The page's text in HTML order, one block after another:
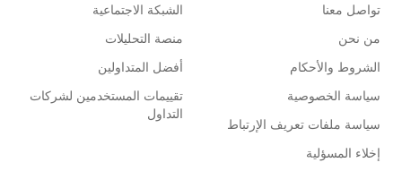
تواصل معنا
من نحن
الشروط والأحكام
سياسة الخصوصية
سياسة ملفات تعريف الإرتباط
إخلاء المسؤلية
الشبكة الاجتماعية
منصة التحليلات
أفضل المتداولين
تقييمات المستخدمين لشركات
التداول